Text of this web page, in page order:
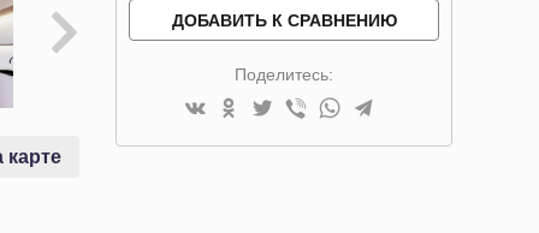
карте
ДОБАВИТЬ К СРАВНЕНИЮ
Поделитесь: